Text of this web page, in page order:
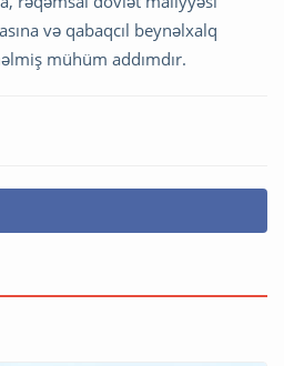
və qabaqcıl beynəlxalq
mühüm addımdır.